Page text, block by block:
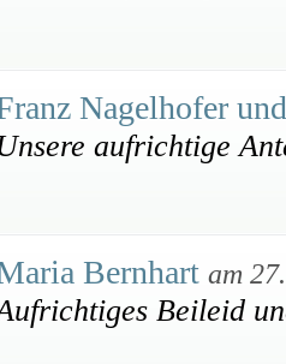
Nagelhofer
aufrichtige
Bernhart am
Beileid